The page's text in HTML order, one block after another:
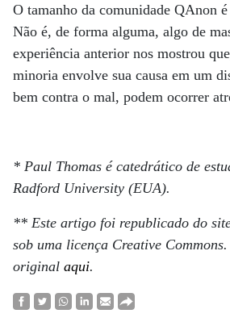
O tamanho da comunidade QAnon
Não é, de forma alguma, algo de
experiência anterior nos mostrou
minoria envolve sua causa em um
bem contra o mal, podem ocorrer
* Paul Thomas é catedrático de
Radford University (EUA).
** Este artigo foi republicado do
sob uma licença Creative Commons.
original aqui.